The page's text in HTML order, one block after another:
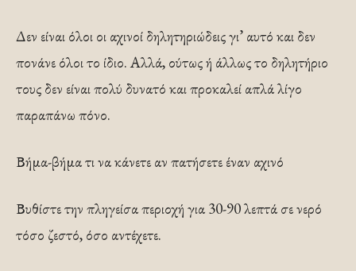
Δεν είναι όλοι οι αχινοί δηλητηριώδεις γι’ αυτό και δεν
πονάνε όλοι το ίδιο. Αλλά, ούτως ή άλλως το δηλητήριο
τους δεν είναι πολύ δυνατό και προκαλεί απλά λίγο
παραπάνω πόνο.
Βήμα-βήμα τι να κάνετε αν πατήσετε έναν αχινό
Βυθίστε την πληγείσα περιοχή για 30-90 λεπτά σε νερό
τόσο ζεστό, όσο αντέχετε.